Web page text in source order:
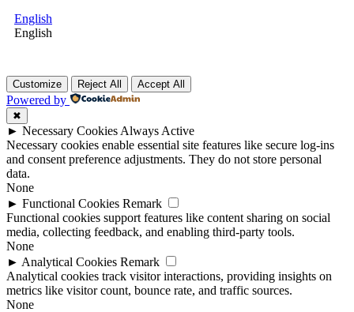
English
English
Customize Reject All Accept All
Powered by
✖
► Necessary Cookies Always Active
Necessary cookies enable essential site features like secure log-ins
and consent preference adjustments. They do not store personal
data.
None
► Functional Cookies Remark
Functional cookies support features like content sharing on social
media, collecting feedback, and enabling third-party tools.
None
► Analytical Cookies Remark
Analytical cookies track visitor interactions, providing insights on
metrics like visitor count, bounce rate, and traffic sources.
None